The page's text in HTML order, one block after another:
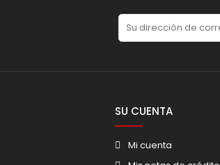
SU CUENTA
Mi cuenta